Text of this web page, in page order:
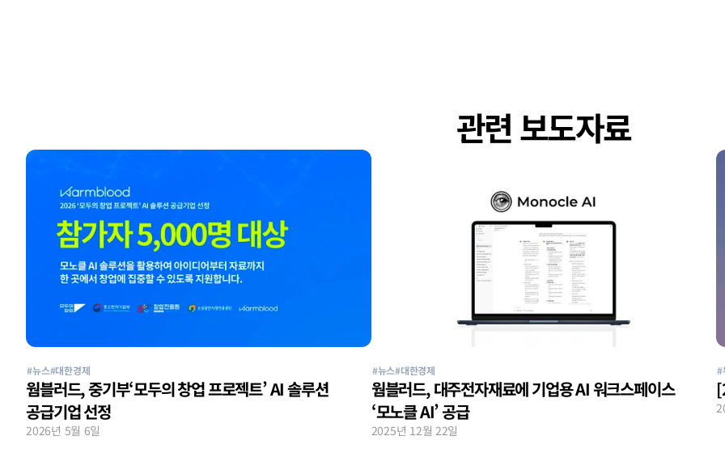
관련 보도자료
#뉴스#대한경제
웜블러드, 중기부‘모두의 창업 프로젝트’ AI 솔루션
공급기업 선정
2026년 5월 6일
#뉴스#대한경제
웜블러드, 대주전자재료에 기업용 AI 워크스페이스
‘모노클 AI’ 공급
2025년 12월 22일
#